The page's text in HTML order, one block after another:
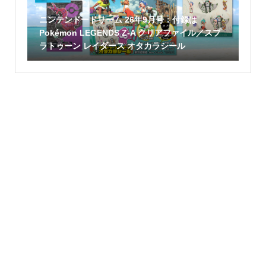
ニンテンドードリーム 26年9月号：付録は
Pokémon LEGENDS Z-A クリアファイル／スプ
ラトゥーン レイダース オタカラシール